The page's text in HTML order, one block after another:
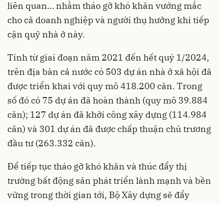
liên quan… nhằm tháo gỡ khó khăn vướng mắc
cho cả doanh nghiệp và người thụ hưởng khi tiếp
cận quỹ nhà ở này.
Tính từ giai đoạn năm 2021 đến hết quý 1/2024,
trên địa bàn cả nước có 503 dự án nhà ở xã hội đã
được triển khai với quy mô 418.200 căn. Trong
số đó có 75 dự án đã hoàn thành (quy mô 39.884
căn); 127 dự án đã khởi công xây dựng (114.984
căn) và 301 dự án đã được chấp thuận chủ trương
đầu tư (263.332 căn).
Để tiếp tục tháo gỡ khó khăn và thúc đẩy thị
trường bất động sản phát triển lành mạnh và bền
vững trong thời gian tới, Bộ Xây dựng sẽ đẩy